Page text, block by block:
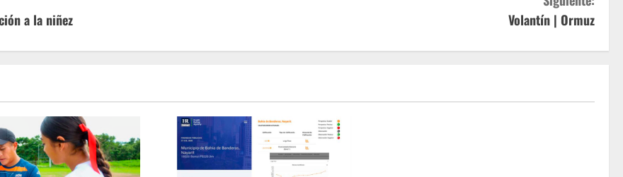
a la niñez
Volantín | Ormuz